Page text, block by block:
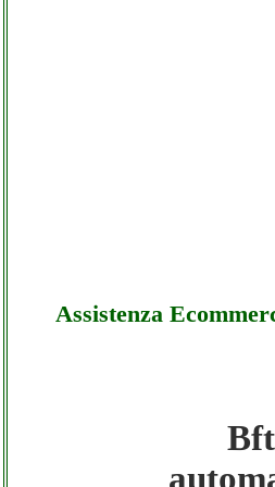
Assistenza
Bft-automation -